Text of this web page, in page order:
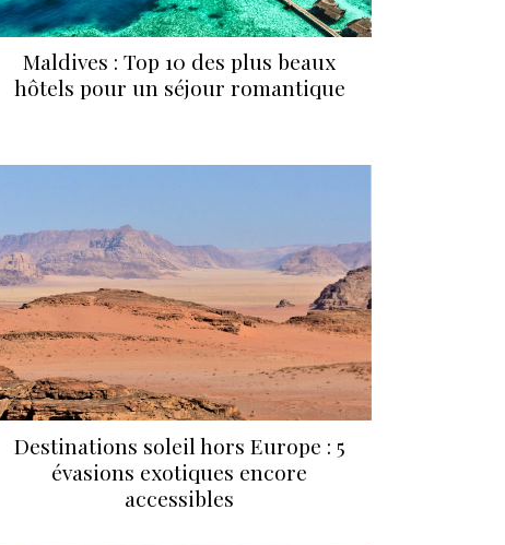
Maldives : Top 10 des plus beaux
hôtels pour un séjour romantique
Destinations soleil hors Europe : 5
évasions exotiques encore
accessibles